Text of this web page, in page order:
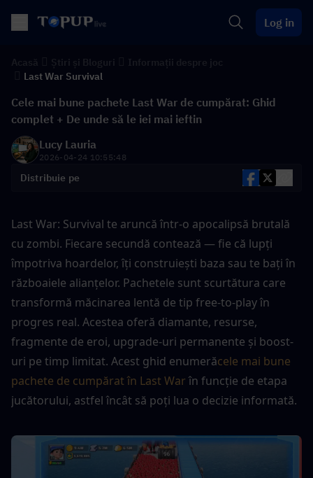
Log in
Last War Survival
Cele mai bune pachete Last War de cumpărat: Ghid
complet + De unde să le iei mai ieftin
Lucy Lauria
2026-04-24 10:55:48
Distribuie pe
Last War: Survival te aruncă într-o apocalipsă brutală
cu zombi. Fiecare secundă contează — fie că lupți
împotriva hoardelor, îți construiești baza sau te bați în
războaiele alianțelor. Pachetele sunt scurtătura care
transformă măcinarea lentă de tip free-to-play în
progres real. Acestea oferă diamante, resurse,
fragmente de eroi, upgrade-uri permanente și boost-
uri pe timp limitat. Acest ghid enumerăcele mai bune
pachete de cumpărat în Last War în funcție de etapa
jucătorului, astfel încât să poți lua o decizie informată.